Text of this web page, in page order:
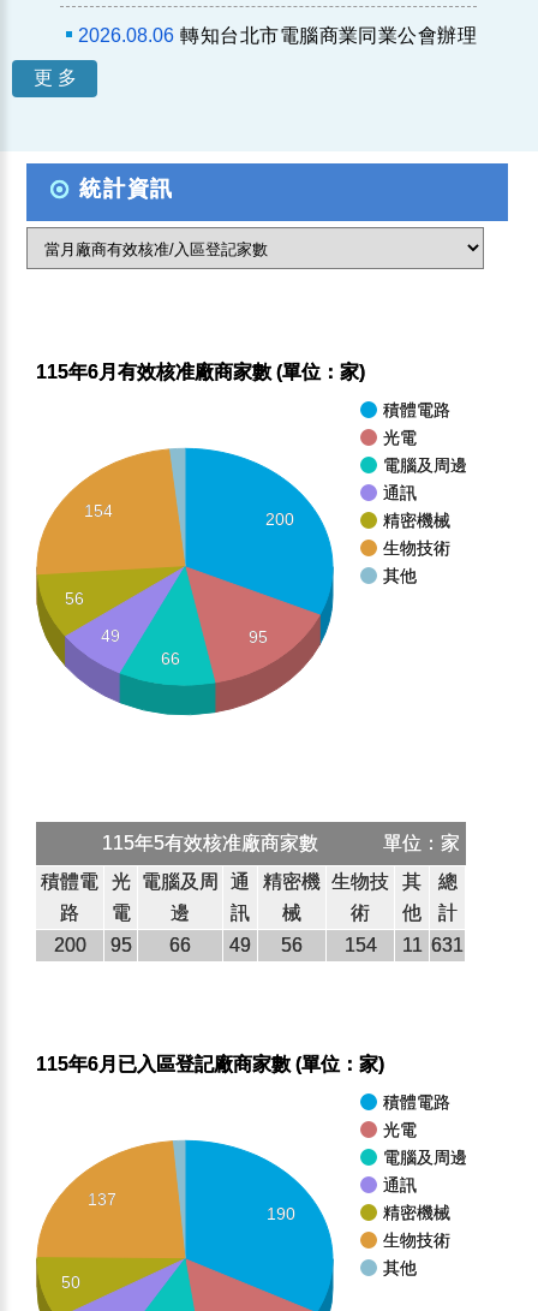
2026.08.06 轉知台北市電腦商業同業公會辦理
「第14屆智慧城市創新應用...
照顧服務計畫書裁量基準」
2026.08.05 轉知行政院新聞傳播處製作「《危
老條例》修正草案與《都更條...
更 多
統計資訊
115年6月有效核准廠商家數 (單位：家)
積體電路
光電
電腦及周邊
通訊
精密機械
生物技術
其他
200
95
154
56
49
66
115年5有效核准廠商家數
單位：家
積體電
路
光
電
電腦及周
邊
通
訊
精密機
械
生物技
術
其
他
總
計
200
95 66 49 56 154 11 631
115年6月已入區登記廠商家數 (單位：家)
積體電路
光電
電腦及周邊
通訊
精密機械
生物技術
其他
190
137
50